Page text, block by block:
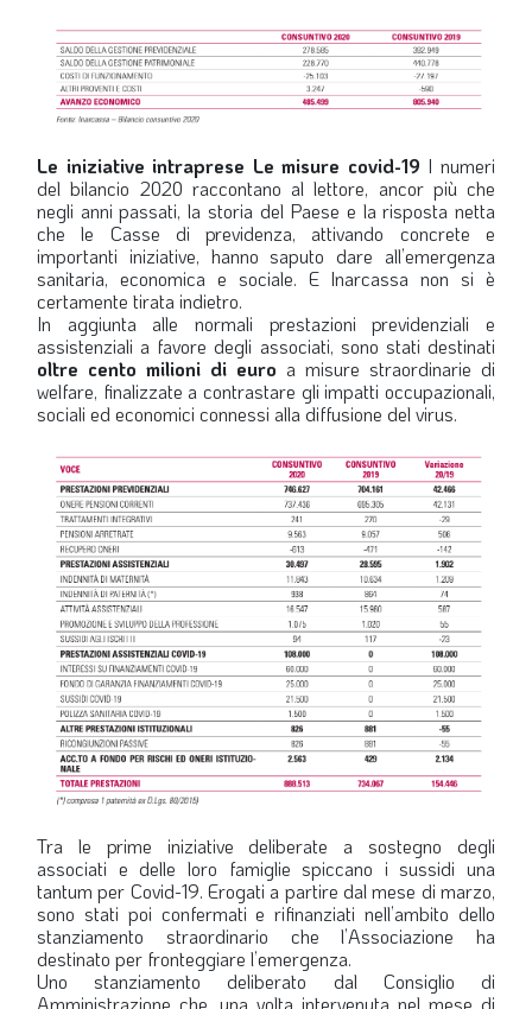
Le iniziative intraprese Le misure covid-19 I numeri
del bilancio 2020 raccontano al lettore, ancor più che
negli anni passati, la storia del Paese e la risposta netta
che le Casse di previdenza, attivando concrete e
importanti iniziative, hanno saputo dare all’emergenza
sanitaria, economica e sociale. E Inarcassa non si è
certamente tirata indietro.
In aggiunta alle normali prestazioni previdenziali e
assistenziali a favore degli associati, sono stati destinati
oltre cento milioni di euro a misure straordinarie di
welfare, finalizzate a contrastare gli impatti occupazionali,
sociali ed economici connessi alla diffusione del virus.
Tra le prime iniziative deliberate a sostegno degli
associati e delle loro famiglie spiccano i sussidi una
tantum per Covid-19. Erogati a partire dal mese di marzo,
sono stati poi confermati e rifinanziati nell’ambito dello
stanziamento straordinario che l’Associazione ha
destinato per fronteggiare l’emergenza.
Uno stanziamento deliberato dal Consiglio di